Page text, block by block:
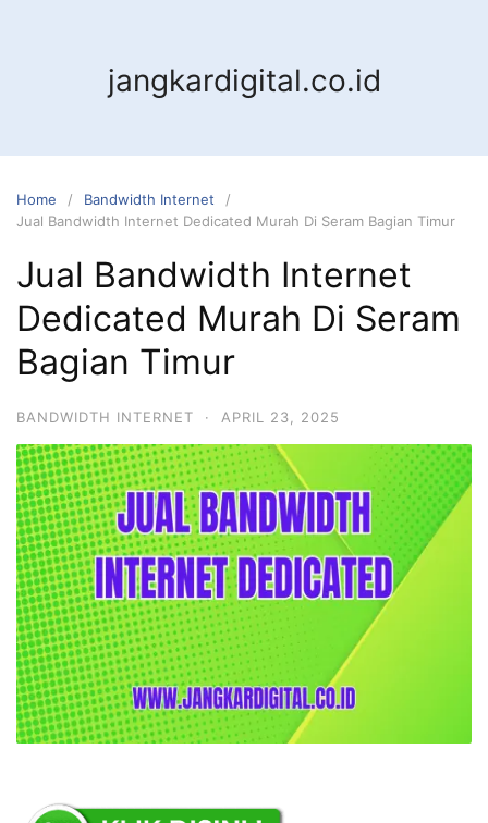
jangkardigital.co.id
Home
Bandwidth Internet
Jual Bandwidth Internet Dedicated Murah Di Seram Bagian Timur
Jual Bandwidth Internet
Dedicated Murah Di Seram
Bagian Timur
BANDWIDTH INTERNET · APRIL 23, 2025